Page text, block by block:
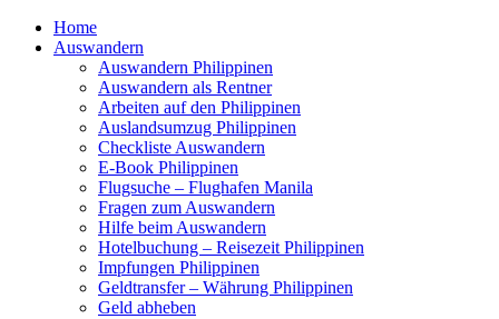
Home
Auswandern
Auswandern Philippinen
Auswandern als Rentner
Arbeiten auf den Philippinen
Auslandsumzug Philippinen
Checkliste Auswandern
E-Book Philippinen
Flugsuche – Flughafen Manila
Fragen zum Auswandern
Hilfe beim Auswandern
Hotelbuchung – Reisezeit Philippinen
Impfungen Philippinen
Geldtransfer – Währung Philippinen
Geld abheben